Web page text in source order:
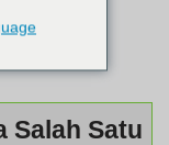
Salah Satu